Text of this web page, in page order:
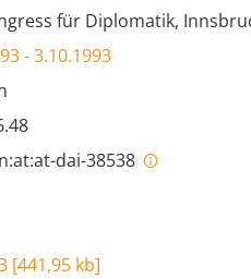
für Diplomatik,
- 3.10.1993
dai-38538
[441,95 kb]